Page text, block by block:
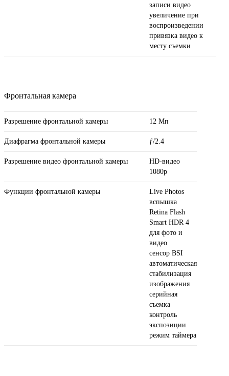
записи видео
увеличение при
воспроизведении
привязка видео к
месту съемки
Фронтальная камера
Разрешение фронтальной камеры 12 Мп
Диафрагма фронтальной камеры ƒ/2.4
Разрешение видео фронтальной камеры
HD-видео
1080p
Функции фронтальной камеры
Live Photos
вспышка
Retina Flash
Smart HDR 4
для фото и
видео
сенсор BSI
автоматическая
стабилизация
изображения
серийная
съемка
контроль
экспозиции
режим таймера